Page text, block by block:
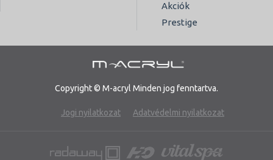
Akciók
Prestige
Copyright © M-acryl Minden jog fenntartva.
Jogi nyilatkozat Adatvédelmi nyilatkozat